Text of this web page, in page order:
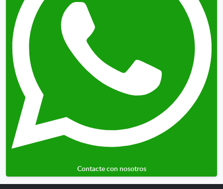
Contacte con nosotros